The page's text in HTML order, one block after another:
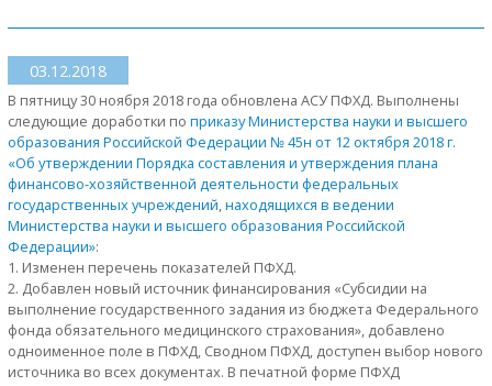
03.12.2018
В пятницу 30 ноября 2018 года обновлена АСУ ПФХД. Выполнены
следующие доработки по приказу Министерства науки и высшего
образования Российской Федерации № 45н от 12 октября 2018 г.
«Об утверждении Порядка составления и утверждения плана
финансово-хозяйственной деятельности федеральных
государственных учреждений, находящихся в ведении
Министерства науки и высшего образования Российской
Федерации»:
1. Изменен перечень показателей ПФХД.
2. Добавлен новый источник финансирования «Субсидии на
выполнение государственного задания из бюджета Федерального
фонда обязательного медицинского страхования», добавлено
одноименное поле в ПФХД, Сводном ПФХД, доступен выбор нового
источника во всех документах. В печатной форме ПФХД